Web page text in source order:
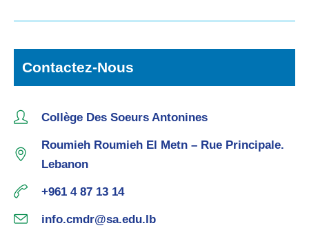
Contactez-Nous
Collège Des Soeurs Antonines
Roumieh Roumieh El Metn – Rue Principale.
Lebanon
+961 4 87 13 14
info.cmdr@sa.edu.lb